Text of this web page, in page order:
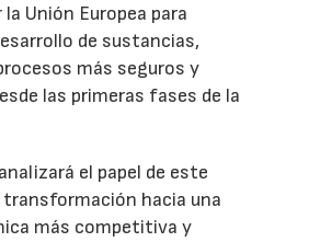
Unión Europea para
de sustancias,
más seguros y
las primeras fases de la
el papel de este
transformación hacia una
más competitiva y